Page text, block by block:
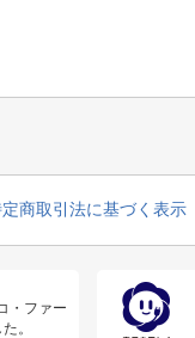
商取引法に基づく表示
・ファー
。